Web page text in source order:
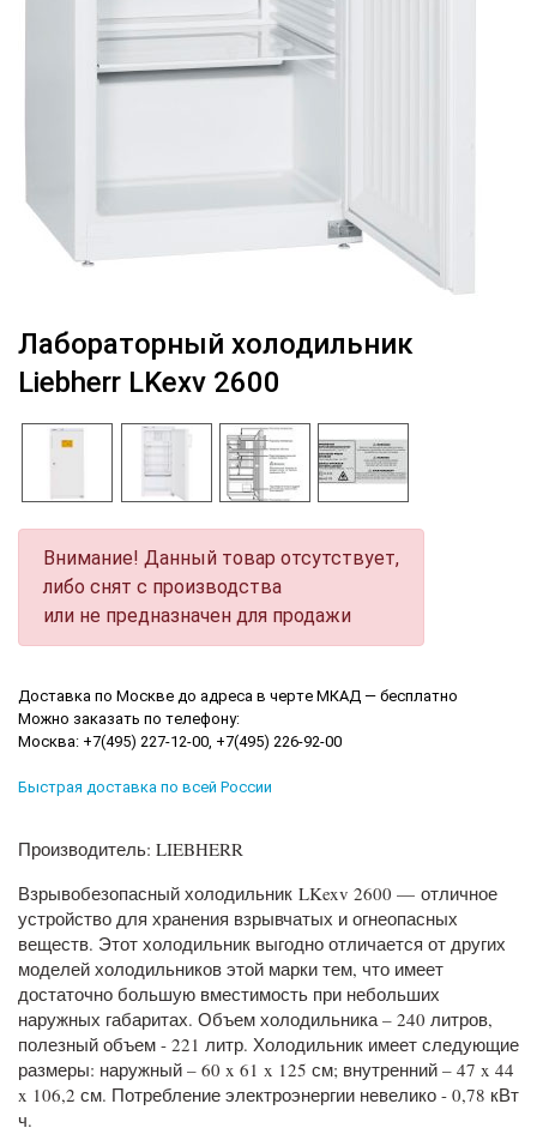
Лабораторный холодильник
Liebherr LKexv 2600
Внимание! Данный товар отсутствует,
либо снят с производства
или не предназначен для продажи
Доставка по Москве до адреса в черте МКАД — бесплатно
Можно заказать по телефону:
Москва: +7(495) 227-12-00, +7(495) 226-92-00
Быстрая доставка по всей России
Производитель: LIEBHERR
Взрывобезопасный холодильник LKexv 2600 — отличное
устройство для хранения взрывчатых и огнеопасных
веществ. Этот холодильник выгодно отличается от других
моделей холодильников этой марки тем, что имеет
достаточно большую вместимость при небольших
наружных габаритах. Объем холодильника – 240 литров,
полезный объем - 221 литр. Холодильник имеет следующие
размеры: наружный – 60 x 61 x 125 см; внутренний – 47 x 44
x 106,2 см. Потребление электроэнергии невелико - 0,78 кВт
ч.